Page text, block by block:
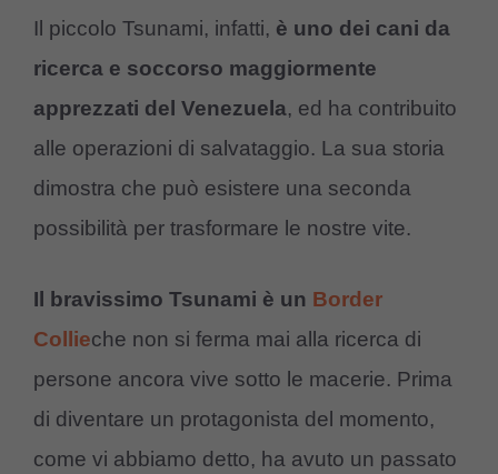
Il piccolo Tsunami, infatti, è uno dei cani da
ricerca e soccorso maggiormente
apprezzati del Venezuela, ed ha contribuito
alle operazioni di salvataggio. La sua storia
dimostra che può esistere una seconda
possibilità per trasformare le nostre vite.
Il bravissimo Tsunami è un Border
Collieche non si ferma mai alla ricerca di
persone ancora vive sotto le macerie. Prima
di diventare un protagonista del momento,
come vi abbiamo detto, ha avuto un passato